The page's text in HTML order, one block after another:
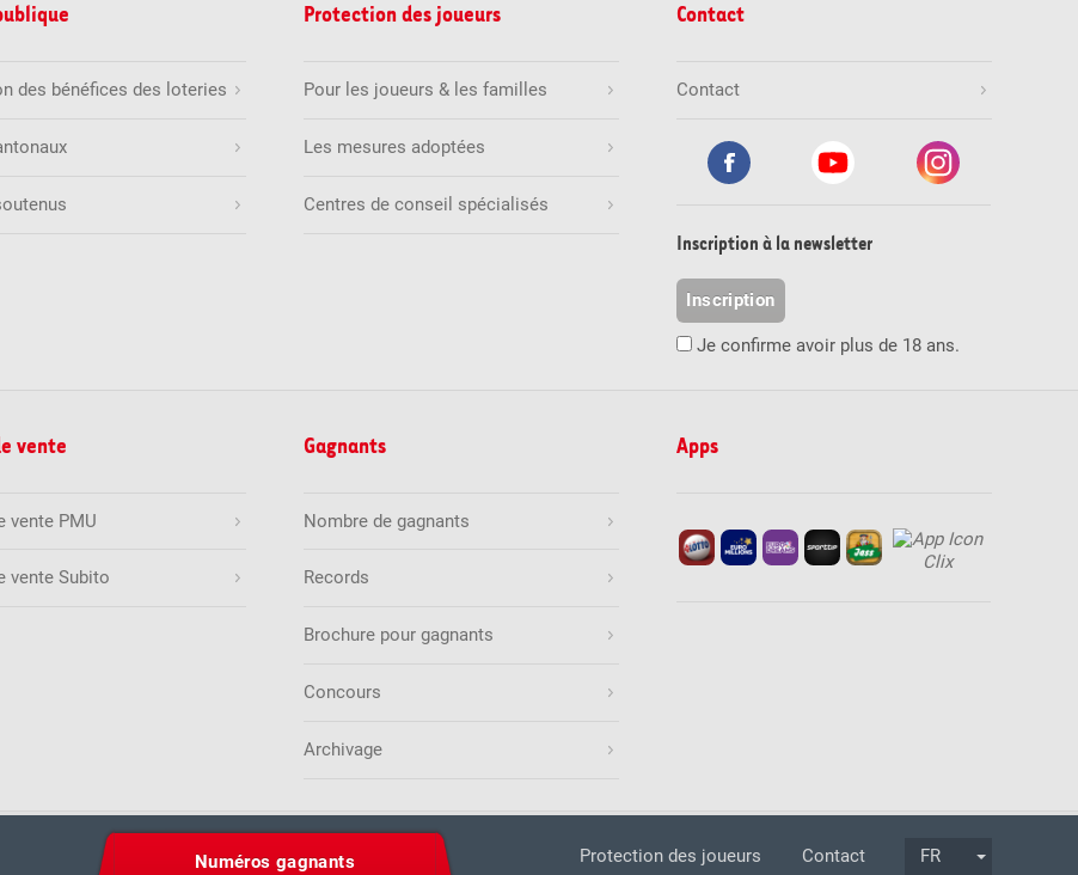
Protection des joueurs Contact FR
Numéros gagnants
des bénéfices des loteries
Protection des joueurs
Pour les joueurs & les familles
Les mesures adoptées
Centres de conseil spécialisés
Contact
Contact
Inscription à la newsletter
Inscription
Je confirme avoir plus de 18 ans.
vente
vente PMU
vente Subito
Gagnants
Nombre de gagnants
Records
Brochure pour gagnants
Concours
Archivage
Apps
sur la protection des données Règles et conditions de participation Mentions légales